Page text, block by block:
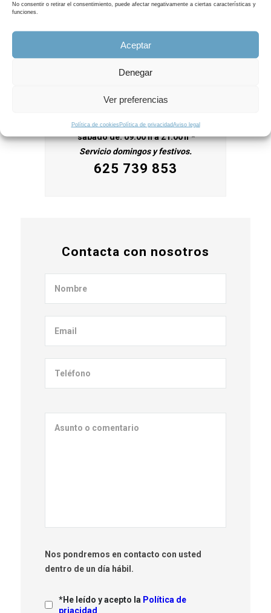
No consentir o retirar el consentimiento, puede afectar negativamente a ciertas características y
funciones.
Aceptar
Denegar
Ver preferencias
Política de cookies Política de privacidadAviso legal
Estamos a tu disposición de lunes a
sábado de: 09:00 h a 21:00 h*
Servicio domingos y festivos.
625 739 853
Contacta con nosotros
Nos pondremos en contacto con usted
dentro de un día hábil.
*He leído y acepto la Política de
priacidad